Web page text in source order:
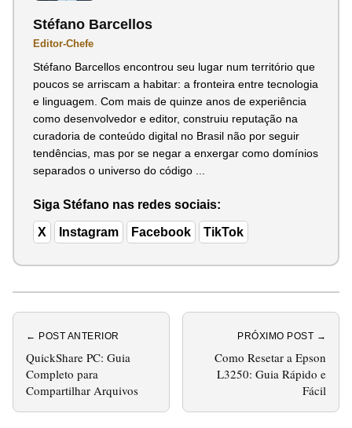
Stéfano Barcellos
Editor-Chefe
Stéfano Barcellos encontrou seu lugar num território que
poucos se arriscam a habitar: a fronteira entre tecnologia
e linguagem. Com mais de quinze anos de experiência
como desenvolvedor e editor, construiu reputação na
curadoria de conteúdo digital no Brasil não por seguir
tendências, mas por se negar a enxergar como domínios
separados o universo do código ...
Siga Stéfano nas redes sociais:
X Instagram Facebook TikTok
← POST ANTERIOR
QuickShare PC: Guia
Completo para
Compartilhar Arquivos
PRÓXIMO POST →
Como Resetar a Epson
L3250: Guia Rápido e
Fácil